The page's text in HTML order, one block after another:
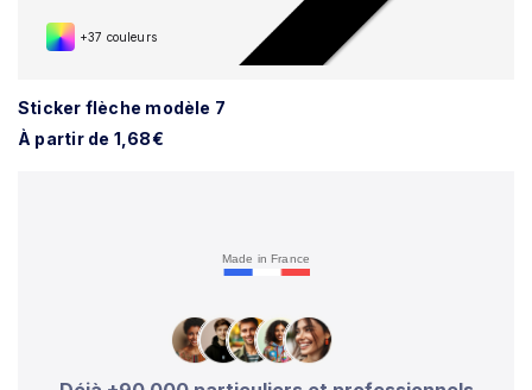
+37 couleurs
Sticker flèche modèle 7
À partir de 1,68€
Made in France